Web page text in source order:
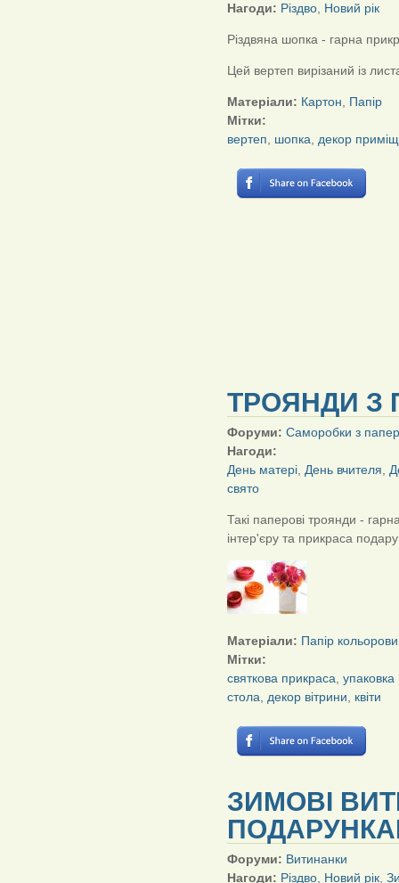
Нагоди: Різдво Новий рік
Різдвяна шопка - гарна
Цей вертеп вирізаний із
Матеріали: Картон
Папір
Мітки:
вертеп
шопка декор
ТРОЯНДИ З
Форуми: Саморобки з
Нагоди:
День матері День вчителя
свято
Такі паперові троянди -
інтер'єру та прикраса
Матеріали: Папір
Мітки:
святкова прикраса
стола
декор вітрини квіти
ЗИМОВІ
Форуми: Витинанки
Нагоди: Різдво Новий рік